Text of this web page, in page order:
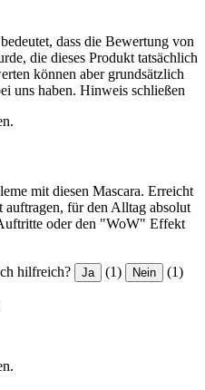
dass die Bewertung von
die dieses Produkt tatsächlich
können aber grundsätzlich
uns haben. Hinweis schließen
mit diesen Mascara. Erreicht
auftragen, für den Alltag absolut
oder den "WoW" Effekt
hilfreich? Ja (1) Nein (1)